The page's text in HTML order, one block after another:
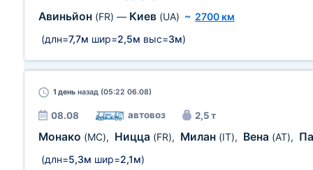
Авиньйон (FR) — Киев (UA) ~ 2700 км
(длн=7,7м шир=2,5м выс=3м)
1 день назад (05:22 06.08)
08.08 автовоз 2,5 т
Монако (MC), Ницца (FR), Милан (IT), Вена (AT),
(длн=5,3м шир=2,1м)